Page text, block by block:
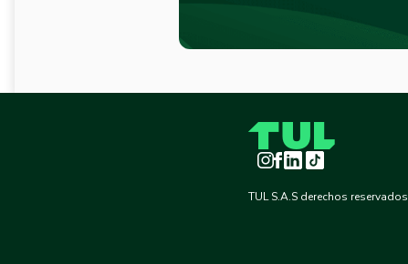
Instagram
Facebook
LinkedInTikTok
TUL S.A.S derechos reservados